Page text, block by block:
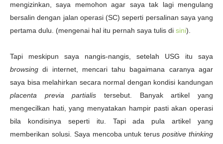
mengizinkan, saya memohon agar saya tak lagi mengulang
bersalin dengan jalan operasi (SC) seperti persalinan saya yang
pertama dulu. (mengenai hal itu pernah saya tulis di sini).
Tapi meskipun saya nangis-nangis, setelah USG itu saya
browsingdi internet, mencari tahu bagaimana caranya agar
saya bisa melahirkan secara normal dengan kondisi kandungan
placenta previa partialis tersebut. Banyak artikel yang
mengecilkan hati, yang menyatakan hampir pasti akan operasi
bila kondisinya seperti itu. Tapi ada pula artikel yang
memberikan solusi. Saya mencoba untuk teruspositive thinking